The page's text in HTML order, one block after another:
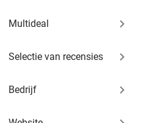
Multideal keyboard_arrow_right
Selectie van recensies keyboard_arrow_right
Bedrijf keyboard_arrow_right